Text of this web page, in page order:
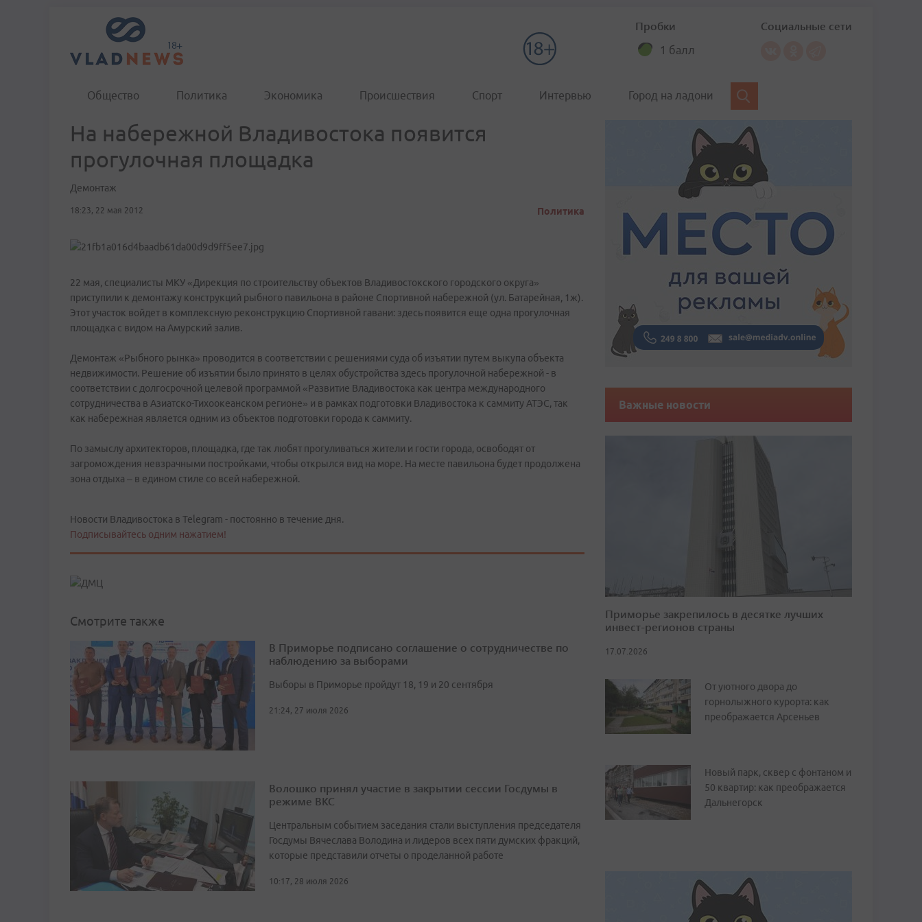
Пробки
1 балл
Социальные сети
Общество Политика Экономика Происшествия Спорт Интервью Город на ладони
На набережной Владивостока появится
прогулочная площадка
Демонтаж
18:23, 22 мая 2012 Политика
22 мая, специалисты МКУ «Дирекция по строительству объектов Владивостокского городского округа»
приступили к демонтажу конструкций рыбного павильона в районе Спортивной набережной (ул. Батарейная, 1ж).
Этот участок войдет в комплексную реконструкцию Спортивной гавани: здесь появится еще одна прогулочная
площадка с видом на Амурский залив.
Демонтаж «Рыбного рынка» проводится в соответствии с решениями суда об изъятии путем выкупа объекта
недвижимости. Решение об изъятии было принято в целях обустройства здесь прогулочной набережной - в
соответствии с долгосрочной целевой программой «Развитие Владивостока как центра международного
сотрудничества в Азиатско-Тихоокеанском регионе» и в рамках подготовки Владивостока к саммиту АТЭС, так
как набережная является одним из объектов подготовки города к саммиту.
По замыслу архитекторов, площадка, где так любят прогуливаться жители и гости города, освободят от
загромождения невзрачными постройками, чтобы открылся вид на море. На месте павильона будет продолжена
зона отдыха – в едином стиле со всей набережной.
Новости Владивостока в Telegram - постоянно в течение дня.
Подписывайтесь одним нажатием!
Смотрите также
В Приморье подписано соглашение о сотрудничестве по
наблюдению за выборами
Выборы в Приморье пройдут 18, 19 и 20 сентября
21:24, 27 июля 2026
Волошко принял участие в закрытии сессии Госдумы в
режиме ВКС
Центральным событием заседания стали выступления председателя
Госдумы Вячеслава Володина и лидеров всех пяти думских фракций,
которые представили отчеты о проделанной работе
10:17, 28 июля 2026
Важные новости
Приморье закрепилось в десятке лучших
инвест-регионов страны
17.07.2026
От уютного двора до
горнолыжного курорта: как
преображается Арсеньев
Новый парк, сквер с фонтаном и
50 квартир: как преображается
Дальнегорск